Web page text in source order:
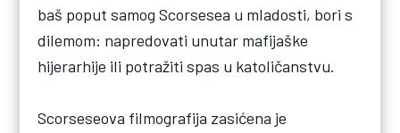
baš poput samog Scorsesea u mladosti, bori s
dilemom: napredovati unutar mafijaške
hijerarhije ili potražiti spas u katoličanstvu.
Scorseseova filmografija zasićena je